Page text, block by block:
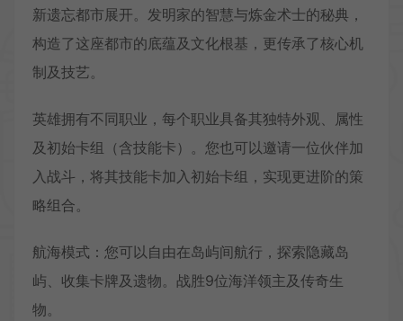
新遗忘都市展开。发明家的智慧与炼金术士的秘典，
构造了这座都市的底蕴及文化根基，更传承了核心机
制及技艺。
英雄拥有不同职业，每个职业具备其独特外观、属性
及初始卡组（含技能卡）。您也可以邀请一位伙伴加
入战斗，将其技能卡加入初始卡组，实现更进阶的策
略组合。
航海模式：您可以自由在岛屿间航行，探索隐藏岛
屿、收集卡牌及遗物。战胜9位海洋领主及传奇生
物。